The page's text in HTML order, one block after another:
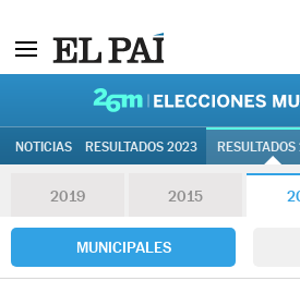
NOTICIAS RESULTADOS 2023
2019 2015
MUNICIPALES